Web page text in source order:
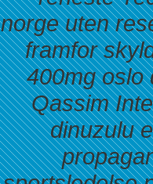
norge uten
framfor
400mg oslo
Qassim
dinuzulu